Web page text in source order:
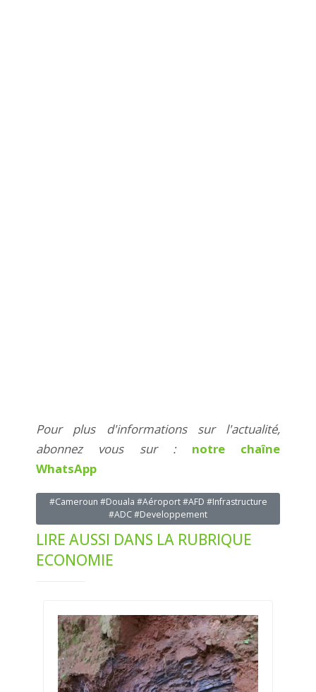
Pour plus d'informations sur l'actualité,
abonnez vous sur : notre chaîne
WhatsApp
#Cameroun #Douala #Aéroport #AFD #Infrastructure
#ADC #Developpement
LIRE AUSSI DANS LA RUBRIQUE
ECONOMIE